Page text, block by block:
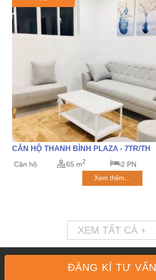
CĂN HỘ THANH BÌNH PLAZA - 7TR/TH
Căn hộ 65 m2 2 PN
Xem thêm...
XEM TẤT CẢ +
ĐĂNG KÍ TƯ VẤN